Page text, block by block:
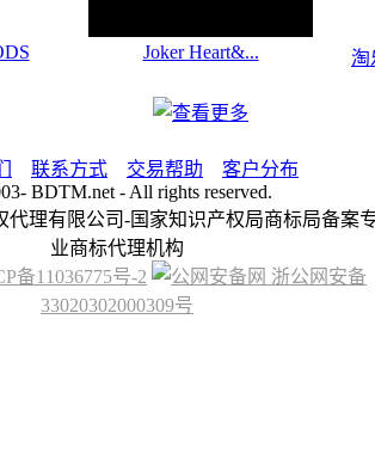
Joker Heart&... 淘
联系方式 交易帮助
客户分布
BDTM.net - All rights reserved.
代理有限公司-国家知识产权局商标局备案
业商标代理机构
备11036775号-2
浙公网安备
33020302000309号